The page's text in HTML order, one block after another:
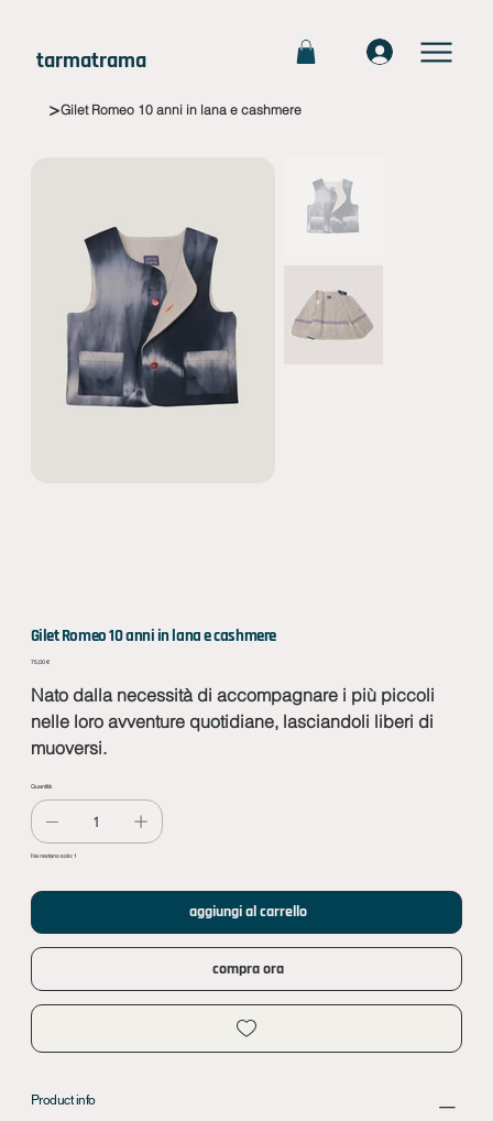
tarmatrama
>Gilet Romeo 10 anni in lana e cashmere
Gilet Romeo 10 anni in lana e cashmere
Prezzo
75,00 €
Nato dalla necessità di accompagnare i più piccoli
nelle loro avventure quotidiane, lasciandoli liberi di
muoversi.
Quantità
Ne restano solo: 1
aggiungi al carrello
compra ora
Product info